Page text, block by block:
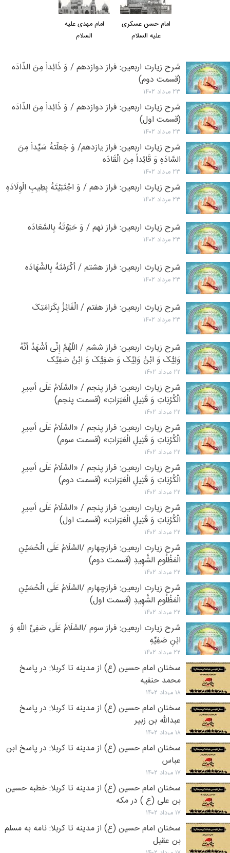
امام حسن عسکری
عليه السلام
امام مهدی عليه
السلام
شرح زیارت اربعین: فراز دوازدهم / وَ ذَائِداً مِنَ الذَّادَه
(قسمت دوم)
۲۳ مرداد ۱۴۰۲
شرح زیارت اربعین: فراز دوازدهم / وَ ذَائِداً مِنَ الذَّادَه
(قسمت اول)
۲۳ مرداد ۱۴۰۲
شرح زیارت اربعین: فراز یازدهم/ وَ جَعلّتهُ سَیِّداً مِنَ
السَّادَهِ وَ قَائِداً مِنَ الْقَادَه
۲۳ مرداد ۱۴۰۲
شرح زیارت اربعین: فراز دهم / وَ اجْتَبَیْتَهُ بِطِیبِ الْوِلَادَهِ
۲۳ مرداد ۱۴۰۲
شرح زیارت اربعین: فراز نهم / وَ حَبَوْتَهُ بِالسَّعَادَه
۲۳ مرداد ۱۴۰۲
شرح زیارت اربعین: فراز هشتم / أَکْرَمْتَهُ بِالشَّهَادَه
۲۳ مرداد ۱۴۰۲
شرح زیارت اربعین: فراز هفتم / الْفَائِزُ بِکَرَامَتِکَ
۲۳ مرداد ۱۴۰۲
شرح زیارت اربعین: فراز ششم / اللَّهُمَّ إِنِّی أَشْهَدُ أَنَّهُ
وَلِیُّکَ وَ ابْنُ وَلِیِّکَ وَ صَفِیُّکَ وَ ابْنُ صَفِیِّک
۲۲ مرداد ۱۴۰۲
شرح زیارت اربعین: فراز پنجم / «السَّلَامُ عَلَی أَسِیرِ
الْکُرُبَاتِ وَ قَتِیلِ الْعَبَرَاتِ» (قسمت پنجم)
۲۲ مرداد ۱۴۰۲
شرح زیارت اربعین: فراز پنجم / «السَّلَامُ عَلَی أَسِیرِ
الْکُرُبَاتِ وَ قَتِیلِ الْعَبَرَاتِ» (قسمت سوم)
۲۲ مرداد ۱۴۰۲
شرح زیارت اربعین: فراز پنجم / «السَّلَامُ عَلَی أَسِیرِ
الْکُرُبَاتِ وَ قَتِیلِ الْعَبَرَاتِ» (قسمت دوم)
۲۲ مرداد ۱۴۰۲
شرح زیارت اربعین: فراز پنجم / «السَّلَامُ عَلَی أَسِیرِ
الْکُرُبَاتِ وَ قَتِیلِ الْعَبَرَاتِ» (قسمت اول)
۲۲ مرداد ۱۴۰۲
شرح زیارت اربعین: فرازچهارم /السَّلَامُ عَلَی الْحُسَیْنِ
الْمَظْلُومِ الشَّهِیدِ (قسمت دوم)
۲۲ مرداد ۱۴۰۲
شرح زیارت اربعین: فرازچهارم /السَّلَامُ عَلَی الْحُسَیْنِ
الْمَظْلُومِ الشَّهِیدِ (قسمت اول)
۲۲ مرداد ۱۴۰۲
شرح زیارت اربعین: فراز سوم /السَّلَامُ عَلَی صَفِیِّ اللَّهِ وَ
ابْنِ صَفِیِّهِ
۲۲ مرداد ۱۴۰۲
سخنان امام حسین (ع) از مدینه تا کربلا: در پاسخ
محمد حنفيه
۱۸ مرداد ۱۴۰۲
سخنان امام حسین (ع) از مدینه تا کربلا: در پاسخ
عبدالله بن زبیر
۱۸ مرداد ۱۴۰۲
سخنان امام حسین (ع) از مدینه تا کربلا: در پاسخ ابن
عباس
۱۷ مرداد ۱۴۰۲
سخنان امام حسین (ع) از مدینه تا کربلا: خطبه حسين
بن على (ع ) در مكه
۱۷ مرداد ۱۴۰۲
سخنان امام حسین (ع) از مدینه تا کربلا: نامه به مسلم
بن عقیل